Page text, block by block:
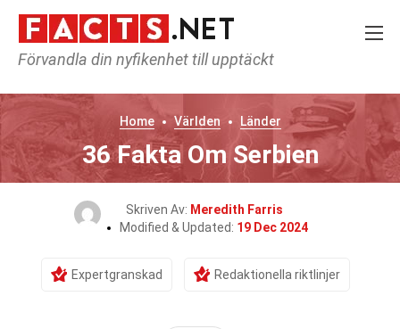
Förvandla din nyfikenhet till upptäckt
Home Världen Länder
36 Fakta Om Serbien
Skriven Av: Meredith Farris
Modified & Updated: 19 Dec 2024
Expertgranskad Redaktionella riktlinjer